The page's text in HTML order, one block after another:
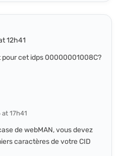
12h41
pour cet idps 00000001008C?
17h41
de webMAN, vous devez
caractères de votre CID